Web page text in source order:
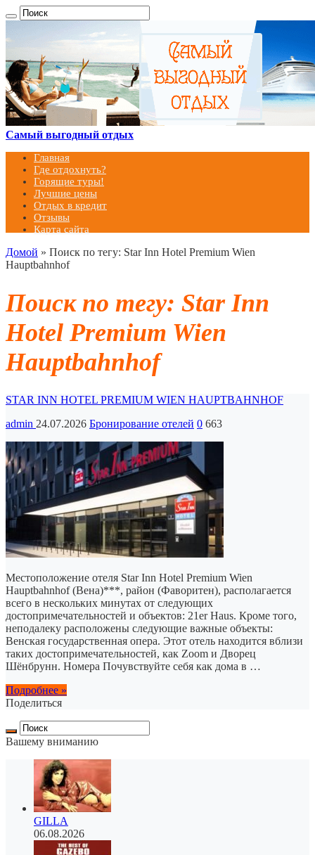
Самый выгодный отдых
Главная
Где отдохнуть?
Горящие туры!
Лучшие цены
Отдых в кредит
Отзывы
Карта сайта
Домой » Поиск по тегу: Star Inn Hotel Premium Wien
Hauptbahnhof
Поиск по тегу: Star Inn
Hotel Premium Wien
Hauptbahnhof
STAR INN HOTEL PREMIUM WIEN HAUPTBAHNHOF
admin 24.07.2026 Бронирование отелей 0 663
Местоположение отеля Star Inn Hotel Premium Wien
Hauptbahnhof (Вена)***, район (Фаворитен), располагается
всего в нескольких минутах от следующих
достопримечательностей и объектов: 21er Haus. Кроме того,
неподалеку расположены следующие важные объекты:
Венская государственная опера. Этот отель находится вблизи
таких достопримечательностей, как Zoom и Дворец
Шёнбрунн. Номера Почувствуйте себя как дома в …
Подробнее »
Поделиться
Вашему вниманию
GILLA
06.08.2026